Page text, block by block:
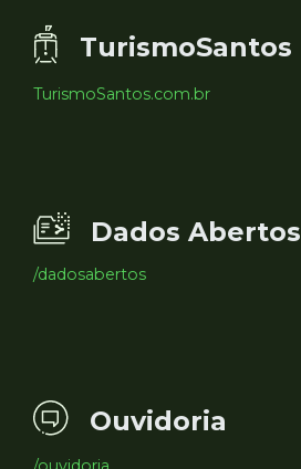
TurismoSantos
TurismoSantos.com.br
Dados Abertos
/dadosabertos
Ouvidoria